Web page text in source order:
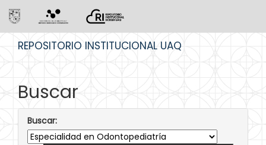
REPOSITORIO INSTITUCIONAL UAQ
Buscar
Buscar: